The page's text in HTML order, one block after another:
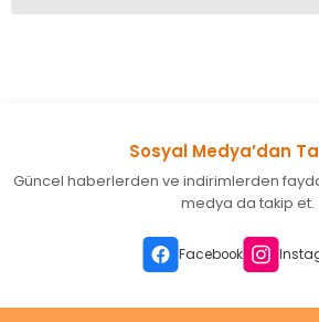
Ürün resmi kalitesiz, bozuk veya
Ürün açıklamasında eksik bilgiler
Ürün fiyatı diğer sitelerden daha
Sosyal Medya’dan
Güncel haberlerden ve indirimlerden
medya da takip et.
Facebook